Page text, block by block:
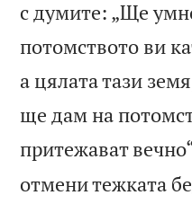
с думите: „Ще
потомството ви
а цялата тази
ще дам на
притежават
отмени тежката